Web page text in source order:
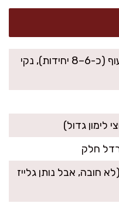
800 גרם פילה עוף (כ-6–8 יחידות), נקי
חלק
חובה, אבל נותן גלייז